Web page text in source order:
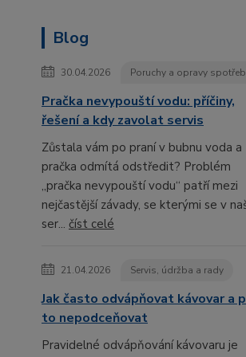
Blog
30.04.2026 Poruchy a opravy
Pračka nevypouští vodu: příčiny,
řešení a kdy zavolat servis
Zůstala vám po praní v bubnu voda a
pračka odmítá odstředit? Problém
„pračka nevypouští vodu“ patří mezi
nejčastější závady, se kterými se v
ser... číst celé
21.04.2026 Servis, údržba a rady
Jak často odvápňovat kávovar a
to nepodceňovat
Pravidelné odvápňování kávovaru je